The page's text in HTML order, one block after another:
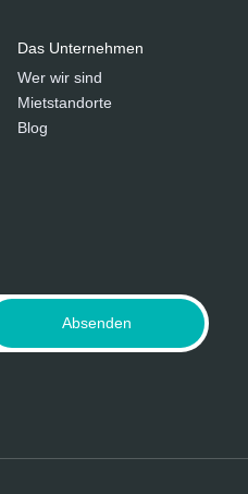
Das Unternehmen
Wer wir sind
Mietstandorte
Blog
Absenden